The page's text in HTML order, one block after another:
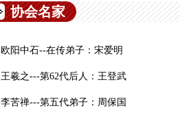
协会名家
欧阳中石--在传弟子：宋爱明
王羲之---第62代后人：王登武
李苦禅---第五代弟子：周保国